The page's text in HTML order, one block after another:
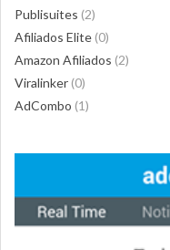
Publisuites (2)
Afiliados Elite (0)
Amazon Afiliados (2)
Viralinker (0)
AdCombo (1)